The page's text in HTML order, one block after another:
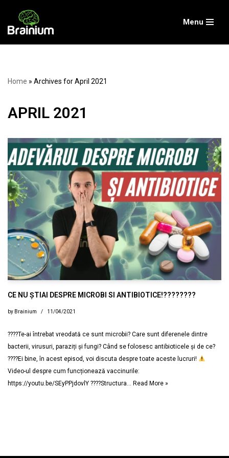
Skip
Menu
Home » Archives for April 2021
APRIL 2021
CE NU ȘTIAI DESPRE MICROBI SI ANTIBIOTICE!????????
by Brainium 11/04/2021
????Te-ai întrebat vreodată ce sunt microbii? Care sunt diferenele dintre
bacterii, virusuri, paraziți și fungi? Când se folosesc antibioticele și de ce?
????Ei bine, în acest episod, voi discuta despre toate aceste lucruri!
Video-ul despre cum funcționează vaccinurile:
https://youtu.be/SEyPPjdovlY ????Structura… Read More »